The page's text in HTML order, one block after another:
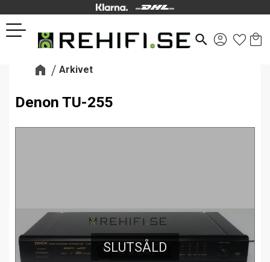
Meny
search
Arkivet
Denon TU-255
SLUTSÅLD